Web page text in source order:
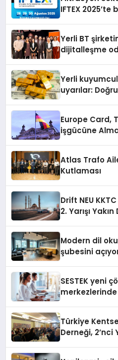
IFTEX
Yerli BT
dijitalleşme
Yerli
uyarılar: Doğru
Europe Card,
işgücüne
Atlas Trafo
Kutlaması
Drift NEU
2. Yarışı
Modern dil
şubesini
SESTEK yeni
Türkiye
Derneği, 2’nci